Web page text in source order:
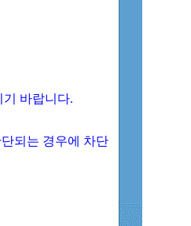
기 바랍니다.
되는 경우에 차단